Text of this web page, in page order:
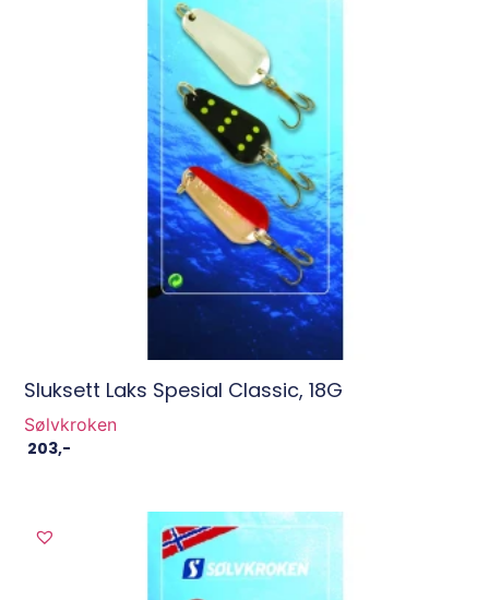
Sluksett Laks Spesial Classic, 18G
Sølvkroken
203,-